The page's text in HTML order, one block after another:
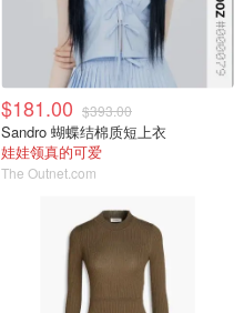
$181.00 $393.00
Sandro 蝴蝶结棉质短上衣
娃娃领真的可爱
The Outnet.com